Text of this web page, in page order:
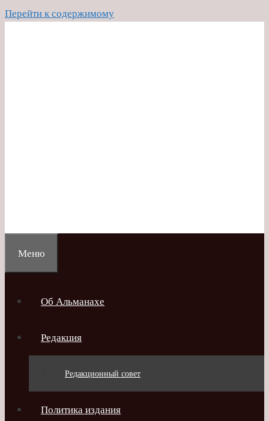
Перейти к содержимому
Меню
Об Альманахе
Редакция
Редакционный совет
Политика издания